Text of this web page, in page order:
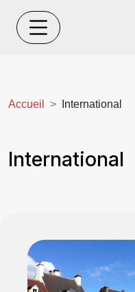
Accueil International
International